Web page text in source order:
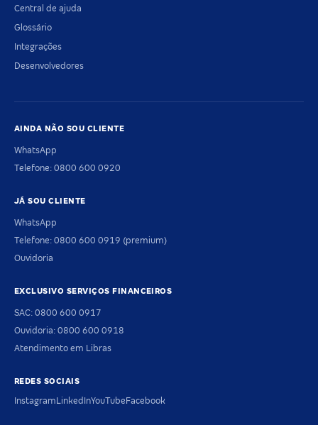
Central de ajuda
Glossário
Integrações
Desenvolvedores
AINDA NÃO SOU CLIENTE
WhatsApp
Telefone: 0800 600 0920
JÁ SOU CLIENTE
WhatsApp
Telefone: 0800 600 0919 (premium)
Ouvidoria
EXCLUSIVO SERVIÇOS FINANCEIROS
SAC: 0800 600 0917
Ouvidoria: 0800 600 0918
Atendimento em Libras
REDES SOCIAIS
InstagramLinkedInYouTubeFacebook